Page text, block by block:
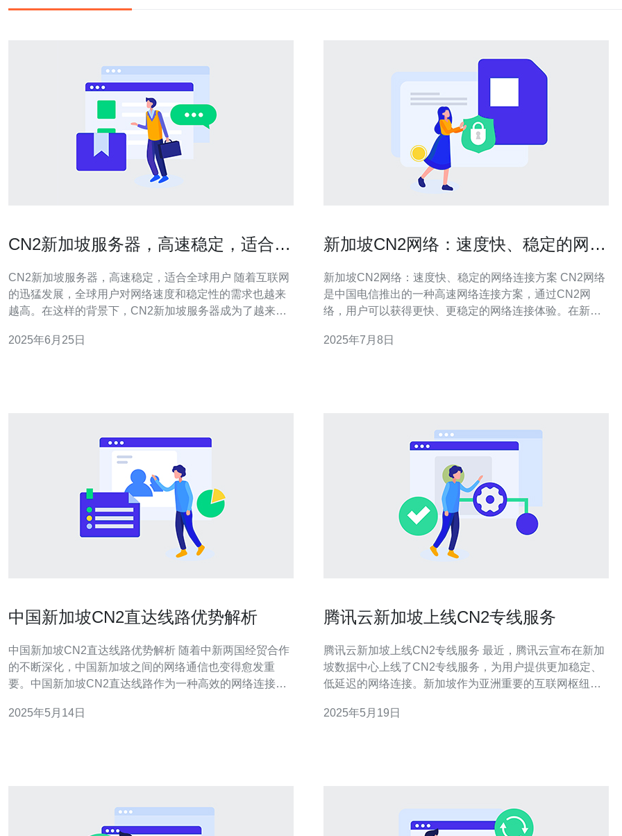
CN2新加坡服务器，高速稳定，适合全
CN2新加坡服务器，高速稳定，适合全球用户 随着互联网
的迅猛发展，全球用户对网络速度和稳定性的需求也越来
越高。在这样的背景下，CN2新加坡服务器成为了越来越
和适用范围。 CN2新加坡服务器采用了先进的网络技术，
2025年6月25日
新加坡CN2网络：速度快、稳定的网络
新加坡CN2网络：速度快、稳定的网络连接方案 CN2网络
是中国电信推出的一种高速网络连接方案，通过CN2网
络，用户可以获得更快、更稳定的网络连接体验。在新加
了优质的网络服务。 新加坡CN2网络的主要优势包括速度
2025年7月8日
中国新加坡CN2直达线路优势解析
中国新加坡CN2直达线路优势解析 随着中新两国经贸合作
的不断深化，中国新加坡之间的网络通信也变得愈发重
要。中国新加坡CN2直达线路作为一种高效的网络连接方
CN2直达线路采用了专用的网络设备和线路，不经过第三
2025年5月14日
腾讯云新加坡上线CN2专线服务
腾讯云新加坡上线CN2专线服务 最近，腾讯云宣布在新加
坡数据中心上线了CN2专线服务，为用户提供更加稳定、
低延迟的网络连接。新加坡作为亚洲重要的互联网枢纽，
是中国电信推出的一种高速网络连接服务，相比传统的普
2025年5月19日